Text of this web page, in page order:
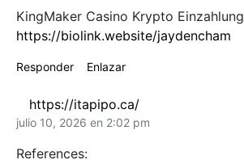
KingMaker Casino Krypto Einzahlung
https://biolink.website/jaydencham
Responder Enlazar
https://itapipo.ca/
julio 10, 2026 en 2:02 pm
References: